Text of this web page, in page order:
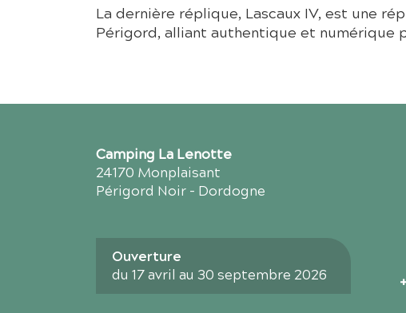
La dernière réplique, Lascaux IV, est une
Périgord, alliant authentique et numérique
Camping La Lenotte
24170 Monplaisant
Périgord Noir - Dordogne
Ouverture
du 17 avril au 30 septembre 2026